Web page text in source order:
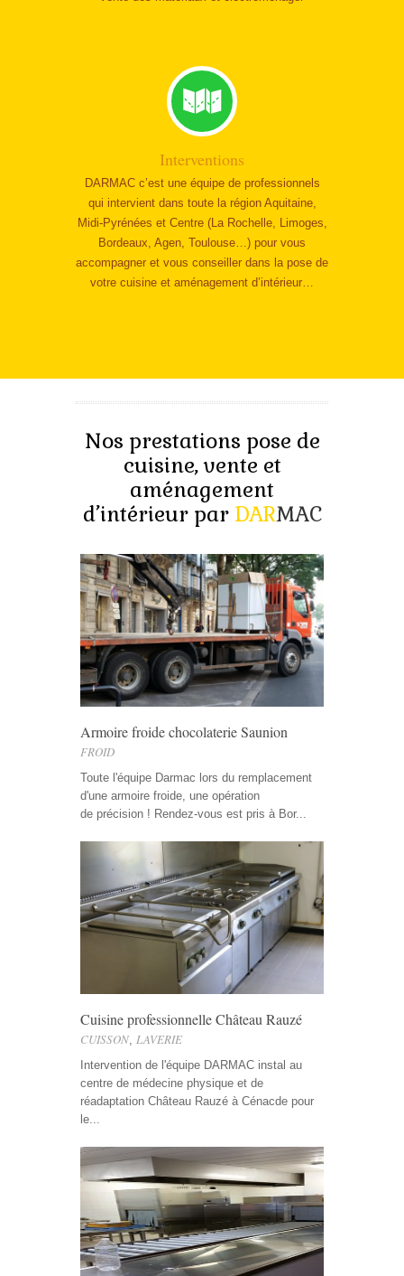
Interventions
DARMAC c’est une équipe de professionnels
qui intervient dans toute la région Aquitaine,
Midi-Pyrénées et Centre (La Rochelle, Limoges,
Bordeaux, Agen, Toulouse…) pour vous
accompagner et vous conseiller dans la pose de
votre cuisine et aménagement d’intérieur…
Nos prestations pose de
cuisine, vente et
aménagement
d’intérieur par DARMAC
Armoire froide chocolaterie Saunion
FROID
Toute l'équipe Darmac lors du remplacement
d'une armoire froide, une opération
de précision ! Rendez-vous est pris à Bor...
Cuisine professionnelle Château Rauzé
CUISSON, LAVERIE
Intervention de l'équipe DARMAC instal au
centre de médecine physique et de
réadaptation Château Rauzé à Cénacde pour
le...